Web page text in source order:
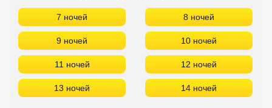
7 ночей 8 ночей
9 ночей 10 ночей
11 ночей 12 ночей
13 ночей 14 ночей